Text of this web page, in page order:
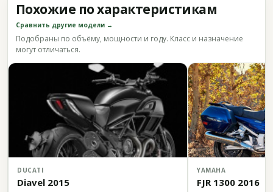
Похожие по характеристикам
Сравнить другие модели →
Подобраны по объёму, мощности и году. Класс и назначение
могут отличаться.
DUCATI
Diavel 2015
YAMAHA
FJR 1300 2016